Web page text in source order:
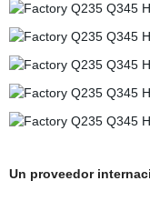
Un proveedor